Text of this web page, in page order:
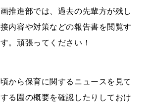
推進部では、過去の先輩方が残し
内容や対策などの報告書を閲覧す
。頑張ってください！
頃から保育に関するニュースを見て
る園の概要を確認したりしておけ